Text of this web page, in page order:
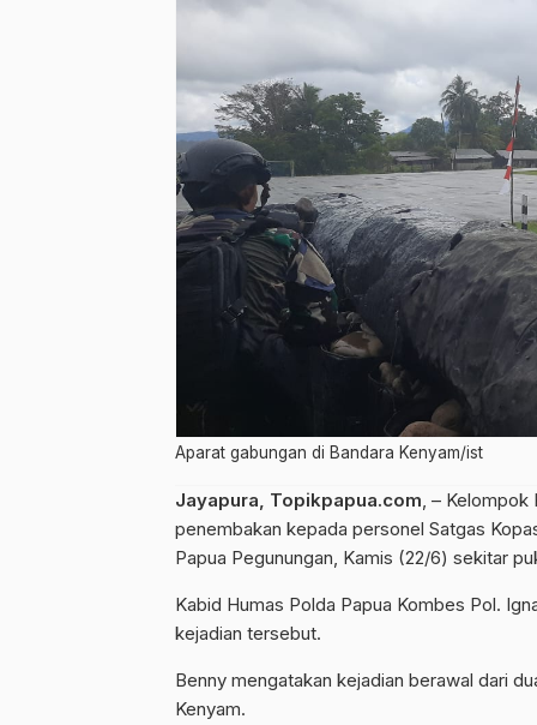
Aparat gabungan di Bandara Kenyam/ist
Jayapura, Topikpapua.com, – Kelompok
penembakan kepada personel Satgas
Papua Pegunungan, Kamis (22/6) sekitar
Kabid Humas Polda Papua Kombes Pol.
kejadian tersebut.
Benny mengatakan kejadian berawal dari
Kenyam.